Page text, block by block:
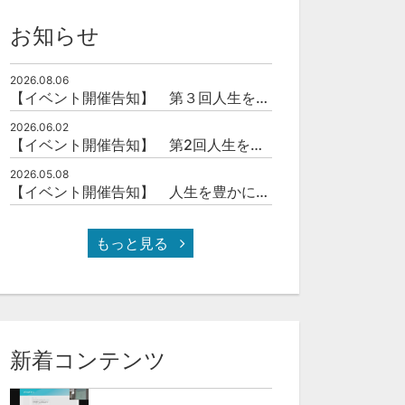
お知らせ
2026.08.06
【イベント開催告知】 第３回人生を豊かにする「本の力」を学ぶ会
2026.06.02
【イベント開催告知】 第2回人生を豊かにする「本の力」を学ぶ会
2026.05.08
【イベント開催告知】 人生を豊かにする「本の力」を学ぶ会
もっと見る
新着コンテンツ